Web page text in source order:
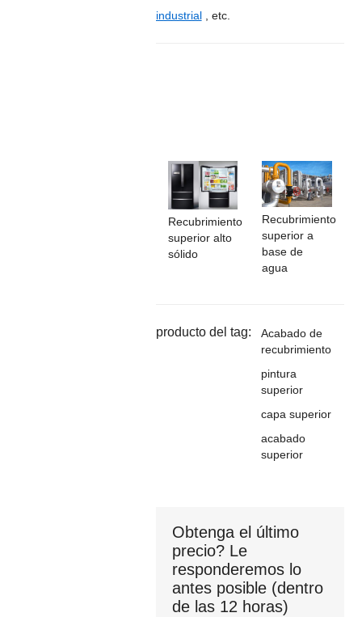
industrial, etc.
Recubrimiento
superior alto
sólido
Recubrimiento
superior a
base de
agua
producto del tag:
Acabado de
recubrimiento
pintura
superior
capa superior
acabado
superior
Obtenga el último
precio? Le
responderemos lo
antes posible (dentro
de las 12 horas)